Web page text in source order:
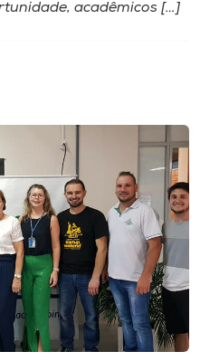
acadêmicos […]